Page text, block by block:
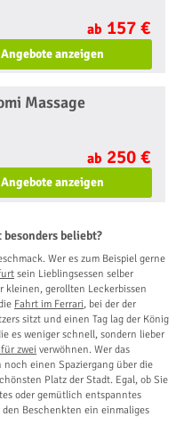
ab 157 €
Angebote anzeigen
Massage
ab 250 €
Angebote anzeigen
beliebt?
Wer es zum Beispiel gerne
sein Lieblingsessen selber
kleinen, gerollten Leckerbissen
Fahrt im Ferrari, bei der der
sitzt und einen Tag lag der König
es weniger schnell, sondern lieber
zwei verwöhnen. Wer das
einen Spaziergang über die
Platz der Stadt. Egal, ob Sie
oder gemütlich entspanntes
Beschenkten ein einmaliges